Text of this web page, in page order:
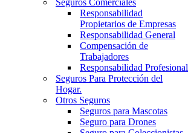
Seguros Comerciales
Responsabilidad
Propietarios de Empresas
Responsabilidad General
Compensación de
Trabajadores
Responsabilidad Profesional
Seguros Para Protección del
Hogar.
Otros Seguros
Seguros para Mascotas
Seguro para Drones